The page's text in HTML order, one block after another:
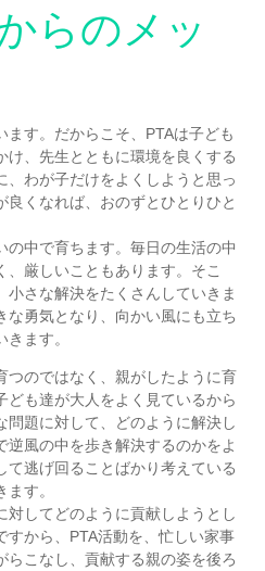
）新小学1年生児童の募集
学生徒募集
付金一覧
教科書配布
明書発行
ビザ申請
について
特別配慮
らのメッ
ます。だからこそ、PTAは子ども
、先生とともに環境を良くする
、わが子だけをよくしようと思っ
良くなれば、おのずとひとりひと
中で育ちます。毎日の生活の中
厳しいこともあります。そこ
小さな解決をたくさんしていきま
勇気となり、向かい風にも立ち
ます。
つのではなく、親がしたように育
も達が大人をよく見ているから
問題に対して、どのように解決し
逆風の中を歩き解決するのかをよ
て逃げ回ることばかり考えている
す。
してどのように貢献しようとし
すから、PTA活動を、忙しい家事
こなし、貢献する親の姿を後ろ